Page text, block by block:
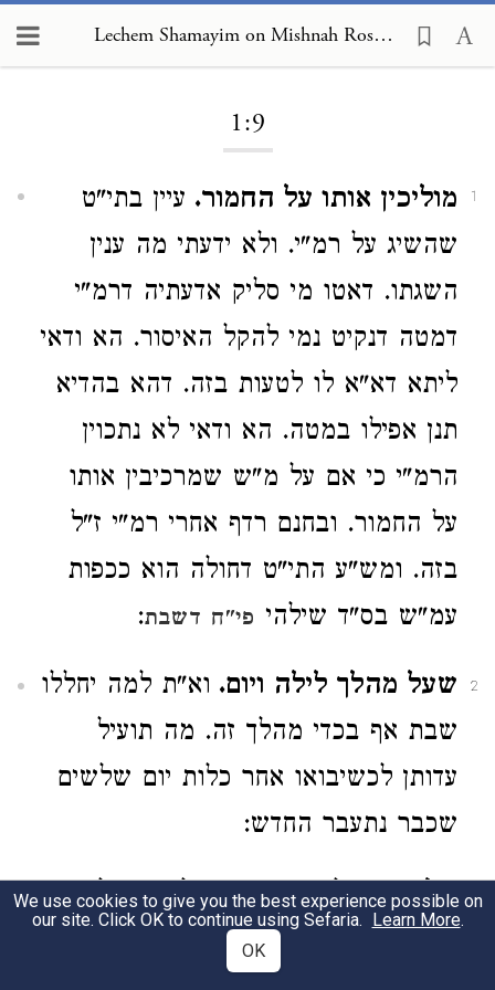
Lechem Shamayim on Mishnah Rosh Hashanah 1:9
1:9
1 מוליכין אותו על החמור. עיין בתי"ט
שהשיג על רמ"י. ולא ידעתי מה ענין
השגתו. דאטו מי סליק אדעתיה דרמ"י
דמטה דנקיט נמי להקל האיסור. הא ודאי
ליתא דא"א לו לטעות בזה. דהא בהדיא
תנן אפילו במטה. הא ודאי לא נתכוין
הרמ"י כי אם על מ"ש שמרכיבין אותו
על החמור. ובחנם רדף אחרי רמ"י ז"ל
בזה. ומש"ע התי"ט דחולה הוא ככפות
עמ"ש בס"ד שילהי פי"ח דשבת:
2 שעל מהלך לילה ויום. וא"ת למה יחללו
שבת אף בכדי מהלך זה. מה תועיל
עדותן לכשיבואו אחר כלות יום שלשים
שכבר נתעבר החדש:
3 י"לדמהני לענין הקרבן של יום שלשים
וא'. שלא יקריבו בו מוסף של ר"ח.
We use cookies to give you the best experience possible on
our site. Click OK to continue using Sefaria. Learn More.
OK